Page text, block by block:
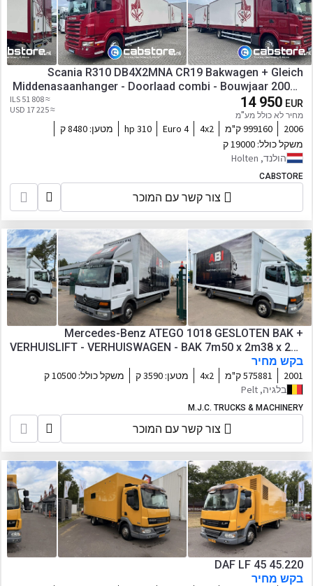
Scania R310 DB4X2MNA CR19 Bakwagen + Gleich
Middenasaanhanger - Doorlaad combi - Bouwjaar 2006 -
APK tot 12-2026!!
14 950 EUR
מחיר לא כולל מע"מ
≈ 51 808 ILS
≈ 17 225 USD
2006 999160 ק"מ 4x2
Euro 4
310 hp מטען: 8480 ק
משקל כולל: 19000 ק
הולנד, Holten
CABSTORE
צור קשר עם המוכר
Mercedes-Benz ATEGO 1018 GESLOTEN BAK +
VERHUISLIFT - VERHUISWAGEN - BAK 7m50 x 2m38 x 290
- BLADVERING - STEEL SPRING - LAMES
בקש מחיר
2001 575881 ק"מ 4x2 מטען: 3590 ק משקל כולל: 10500 ק
בלגיה, Pelt
M.J.C. TRUCKS & MACHINERY
צור קשר עם המוכר
DAF LF 45 45.220
בקש מחיר